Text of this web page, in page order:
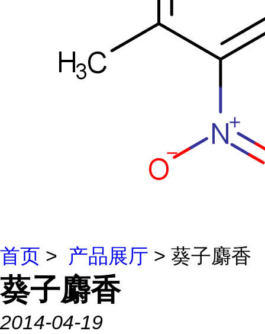
首页 > 产品展厅 > 葵子麝香
葵子麝香
2014-04-19